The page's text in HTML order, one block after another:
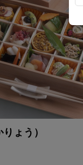
ょう）